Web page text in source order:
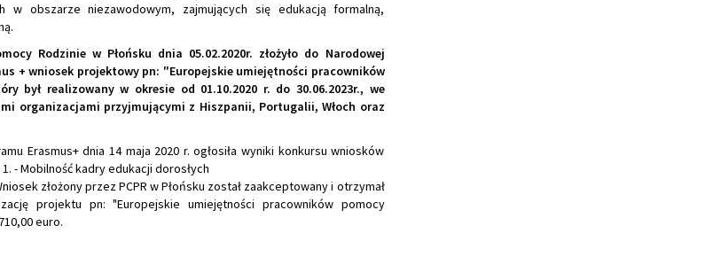
w obszarze niezawodowym, zajmujących się edukacją formalną,
Rodzinie w Płońsku dnia 05.02.2020r. złożyło do Narodowej
+ wniosek projektowy pn: "Europejskie umiejętności pracowników
był realizowany w okresie od 01.10.2020 r. do 30.06.2023r., we
organizacjami przyjmującymi z Hiszpanii, Portugalii, Włoch oraz
Erasmus+ dnia 14 maja 2020 r. ogłosiła wyniki konkursu wniosków
- Mobilność kadry edukacji dorosłych
złożony przez PCPR w Płońsku został zaakceptowany i otrzymał
projektu pn: "Europejskie umiejętności pracowników pomocy
euro.